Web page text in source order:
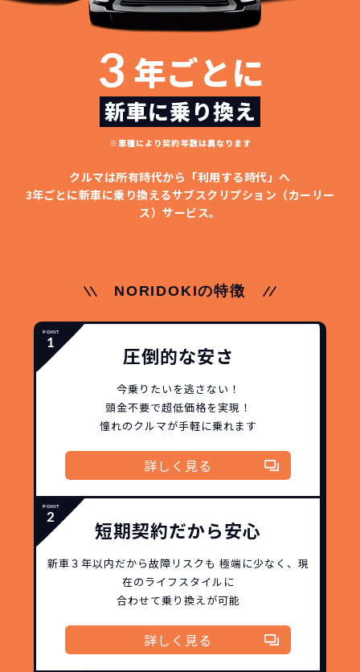
3 年ごとに
新車に乗り換え
※車種により契約年数は異なります
クルマは所有時代から「利用する時代」へ
3年ごとに新車に乗り換えるサブスクリプション（カーリー
ス）サービス。
NORIDOKIの特徴
圧倒的な安さ
今乗りたいを逃さない！
頭金不要で超低価格を実現！
憧れのクルマが手軽に乗れます
詳しく見る
短期契約だから安心
新車３年以内だから故障リスクも 極端に少なく、 現
在のライフスタイルに
合わせて乗り換えが可能
詳しく見る
NORIDOKIは高残価設定を実現！
頭金不要で超低価格！憧れのクルマが手軽に乗れ
安さの秘密
NORIDOKIなら短期リースでも安いんです！
に新車なので故障の心配がありませんし、急なラ
NORIDOKIなら頭金・ボーナス払い・諸経費・税
金など一切不要！月々「定額料金」をお支払い